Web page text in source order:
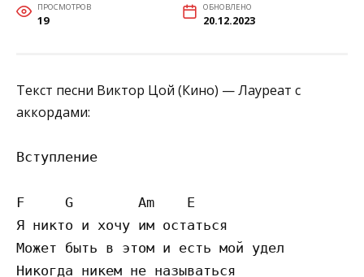
ПРОСМОТРОВ
19
ОБНОВЛЕНО
20.12.2023
Текст песни Виктор Цой (Кино) — Лауреат с
аккордами:
Вступление
F     G        Am    E
Я никто и хочу им остаться
Может быть в этом и есть мой удел
Никогда никем не называться